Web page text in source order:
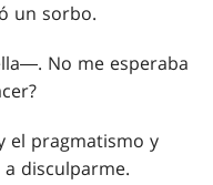
un sorbo.
No me esperaba
el pragmatismo y
disculparme.